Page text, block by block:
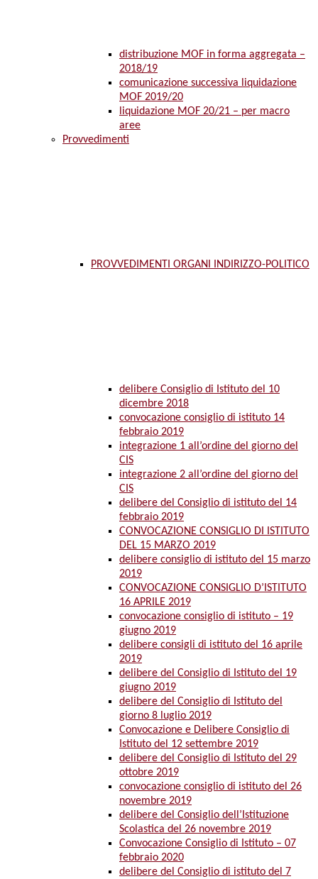
distribuzione MOF in forma aggregata –
2018/19
comunicazione successiva liquidazione
MOF 2019/20
liquidazione MOF 20/21 – per macro
aree
Provvedimenti
PROVVEDIMENTI ORGANI INDIRIZZO-POLITICO
delibere Consiglio di Istituto del 10
dicembre 2018
convocazione consiglio di istituto 14
febbraio 2019
integrazione 1 all’ordine del giorno del
CIS
integrazione 2 all’ordine del giorno del
CIS
delibere del Consiglio di istituto del 14
febbraio 2019
CONVOCAZIONE CONSIGLIO DI ISTITUTO
DEL 15 MARZO 2019
delibere consiglio di istituto del 15 marzo
2019
CONVOCAZIONE CONSIGLIO D’ISTITUTO
16 APRILE 2019
convocazione consiglio di istituto – 19
giugno 2019
delibere consigli di istituto del 16 aprile
2019
delibere del Consiglio di Istituto del 19
giugno 2019
delibere del Consiglio di Istituto del
giorno 8 luglio 2019
Convocazione e Delibere Consiglio di
Istituto del 12 settembre 2019
delibere del Consiglio di Istituto del 29
ottobre 2019
convocazione consiglio di istituto del 26
novembre 2019
delibere del Consiglio dell’Istituzione
Scolastica del 26 novembre 2019
Convocazione Consiglio di Istituto – 07
febbraio 2020
delibere del Consiglio di istituto del 7